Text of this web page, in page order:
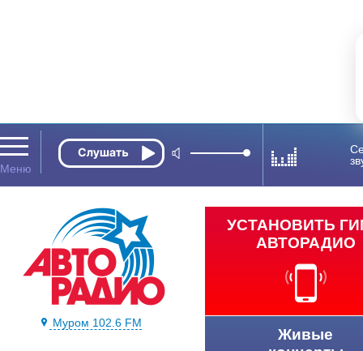
Муром 102.6 FM
УСТАНОВИТЬ
АВТОРАДИО
Живые